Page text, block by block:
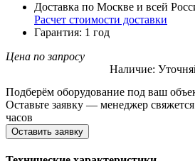
Доставка по Москве и всей
Расчет стоимости доставки
Гарантия: 1 год
Цена по запросу
Наличие:
Подберём оборудование под ваш
Оставьте заявку — менеджер
часов
Оставить заявку